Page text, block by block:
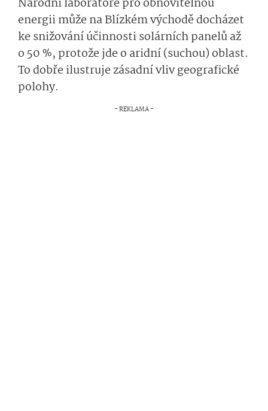
Národní laboratoře pro obnovitelnou
energii může na Blízkém východě docházet
ke snižování účinnosti solárních panelů až
o 50 %, protože jde o aridní (suchou) oblast.
To dobře ilustruje zásadní vliv geografické
polohy.